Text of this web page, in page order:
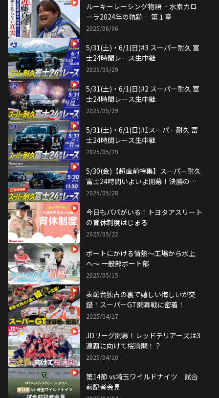
ルーキーレーシング物語 ‐水素カロ
ーラ2024年の軌跡‐ 第１章
2025/06/06
5/31(土)・6/1(日)#3 スーパー耐久 富
士24時間レース生中継
2025/05/29
5/31(土)・6/1(日)#2 スーパー耐久 富
士24時間レース生中継
2025/05/29
5/31(土)・6/1(日)#1スーパー耐久 富
士24時間レース生中継
2025/05/29
5/30(金)【超直前特集】スーパー耐久
富士24時間いよいよ開幕！決勝の見
どころを完全予習！
2025/05/28
今日もパパがいる！トヨタアスリート
の育休制度はじまる
2025/05/22
ボートにかける情熱〜工場から水上
へ〜 一般部ボート部
2025/05/15
表彰台独占の裏で嬉しい悔しいが交
錯！スーパーGT開幕戦に密着！
2025/04/17
JDリーグ開幕！レッドテリアーズは3
連覇に向けて桜満開！？
2025/04/10
第14節 vs埼玉ワイルドナイツ 試合
前記者会見